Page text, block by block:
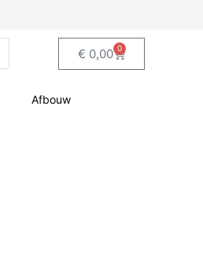
€ 0,00 0
Afbouw